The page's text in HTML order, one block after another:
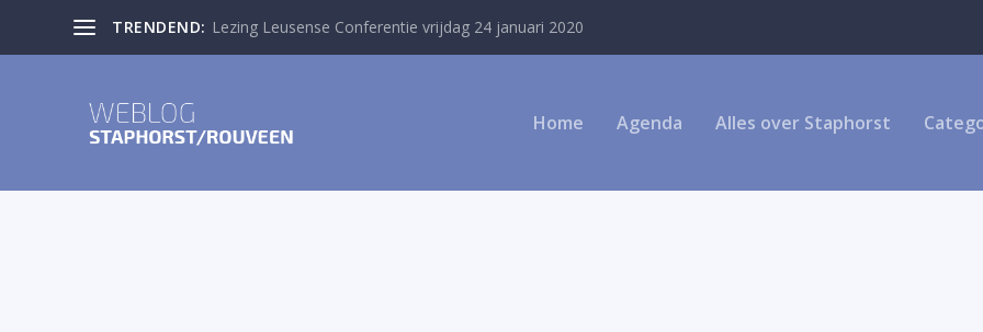
TRENDEND: Lezing Leusense Conferentie vrijdag 24 januari 2020
Home Agenda Alles over Staphorst